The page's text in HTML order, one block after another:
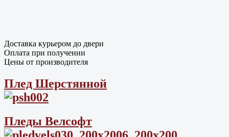
Доставка курьером до двери
Оплата при получении
Цены от производителя
Плед Шерстянной
Пледы Велсофт